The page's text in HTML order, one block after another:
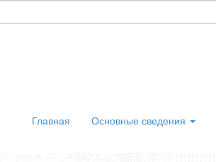
Главная Основные сведения